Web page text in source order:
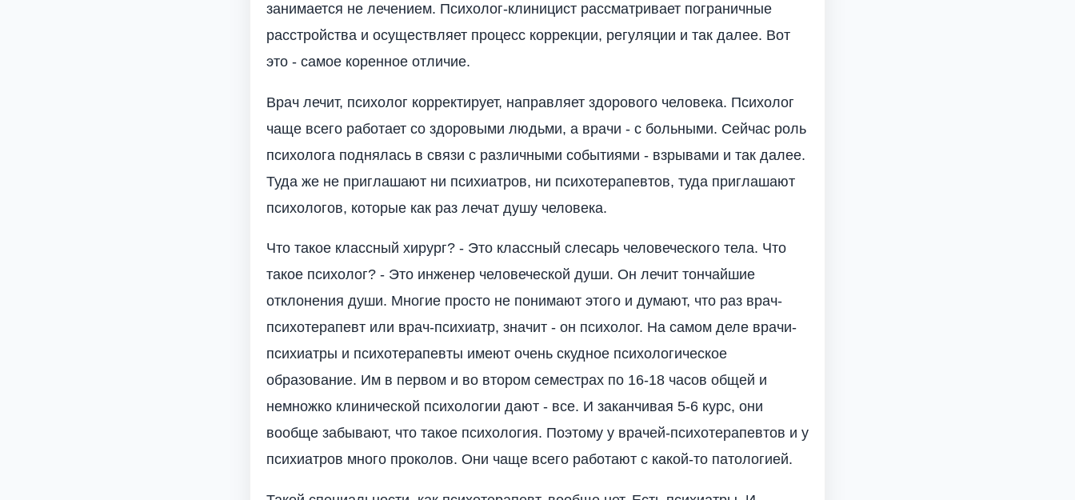
занимается не лечением. Психолог-клиницист рассматривает пограничные
расстройства и осуществляет процесс коррекции, регуляции и так далее. Вот
это - самое коренное отличие.
Врач лечит, психолог корректирует, направляет здорового человека. Психолог
чаще всего работает со здоровыми людьми, а врачи - с больными. Сейчас роль
психолога поднялась в связи с различными событиями - взрывами и так далее.
Туда же не приглашают ни психиатров, ни психотерапевтов, туда приглашают
психологов, которые как раз лечат душу человека.
Что такое классный хирург? - Это классный слесарь человеческого тела. Что
такое психолог? - Это инженер человеческой души. Он лечит тончайшие
отклонения души. Многие просто не понимают этого и думают, что раз врач-
психотерапевт или врач-психиатр, значит - он психолог. На самом деле врачи-
психиатры и психотерапевты имеют очень скудное психологическое
образование. Им в первом и во втором семестрах по 16-18 часов общей и
немножко клинической психологии дают - все. И заканчивая 5-6 курс, они
вообще забывают, что такое психология. Поэтому у врачей-психотерапевтов и у
психиатров много проколов. Они чаще всего работают с какой-то патологией.